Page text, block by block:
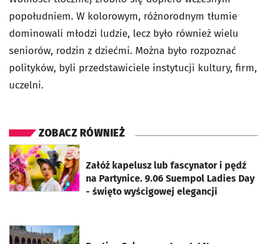
popołudniem. W kolorowym, różnorodnym tłumie
dominowali młodzi ludzie, lecz było również wielu
seniorów, rodzin z dziećmi. Można było rozpoznać
polityków, byli przedstawiciele instytucji kultury, firm,
uczelni.
ZOBACZ RÓWNIEŻ
Załóż kapelusz lub fascynator i pędź
na Partynice. 9.06 Suempol Ladies Day
- święto wyścigowej elegancji
otworzy się w nowej karcie
otworzy się w nowej karcie